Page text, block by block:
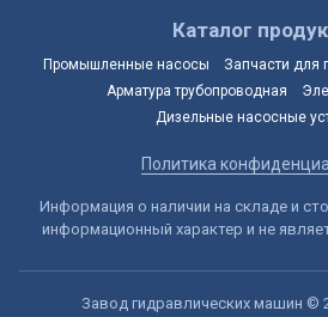
Каталог
Промышленные насосы
Запчасти для
Арматура трубопроводная
Дизельные насосные
Политика
Информация о наличии на складе и
информационный характер и не
Завод гидравлических машин ©